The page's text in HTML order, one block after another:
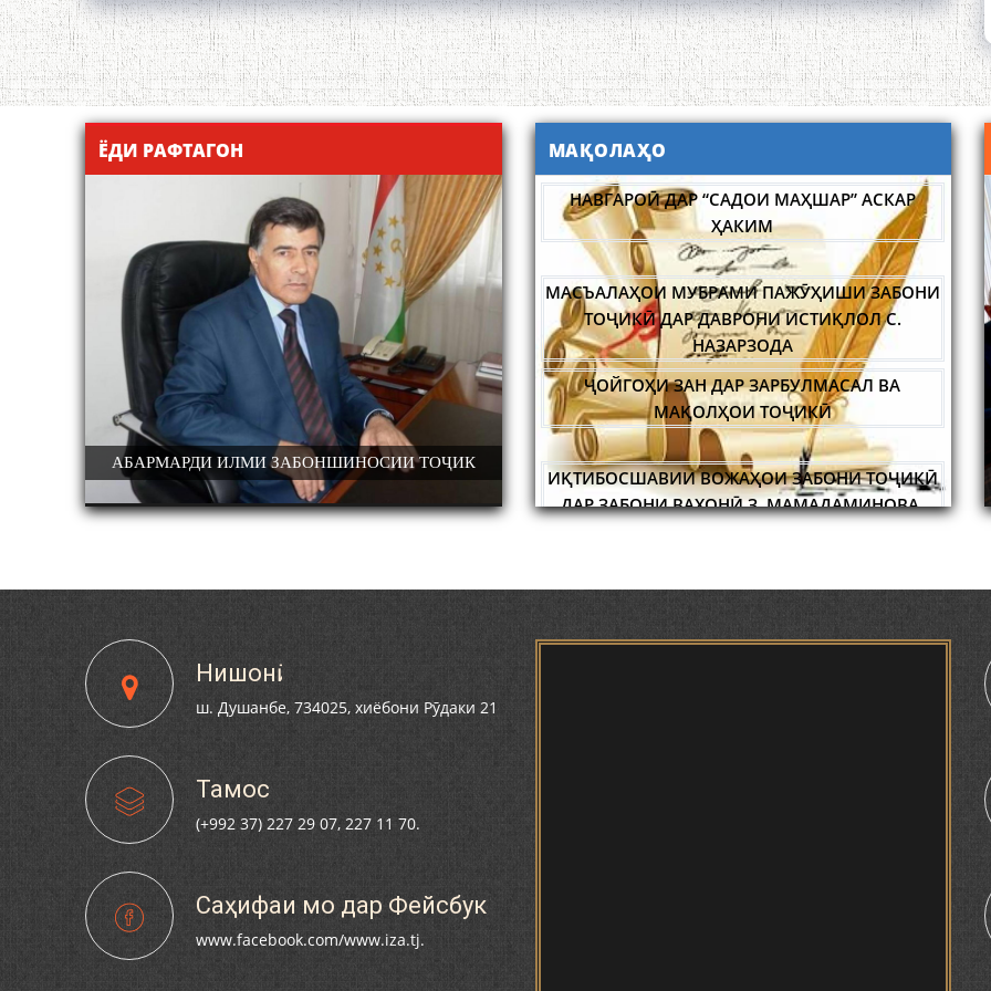
ЁДИ РАФТАГОН
ДОНИШМАНДИ ҲУНАРМАНД ВА ҲУНАРМАНДИ
ДОНИШМАНД
САРНАВИШТИ ЯК ХАЛҚ САДРИДДИН АЙНӢ
УСТОД
МАҚОЛАҲО
НАВГАРОӢ ДАР “САДОИ МАҲШАР” АСКАР
МАСЪАЛАҲОИ МУБРАМИ ПАЖӮҲИШИ ЗАБОНИ
ТОҶИКӢ ДАР ДАВРОНИ ИСТИҚЛОЛ С.
НАЗАРЗОДА
ҶОЙГОҲИ ЗАН ДАР ЗАРБУЛМАСАЛ ВА
МАҚОЛҲОИ ТОҶИКӢ
ИҚТИБОСШАВИИ ВОЖАҲОИ ЗАБОНИ ТОҶИКӢ
ДАР ЗАБОНИ ВАХОНӢ З. МАМАДАМИНОВА.
ТАҲҚИҚ ВА РАМЗКУШОИИ БАРХЕ АЗ ВОЖАҲОИ
ҶУҒРОФИИ ВАРЗОБ (ДАР АСОСИ МАВОДИ
ЭЪТИРОФ
РӮДАКИИ
СОЛАГИИ
РӮДАКӢ
КОНФЕРЕНСИЯИ ИЛМИЮ АМАЛӢ БАХШИДА БА
100-СОЛАГИИ ШОИРИ ХАЛҚИИ ТОҶИКИСТОН
АМИНҶОН ШУКУҲӢ
НИШАСТИ НАВБАТИИ МАҲФИЛИ ИЛМӢ -
НАЗАРИИ "СУХАНСАНҶӢ" БАРГУЗОР ГАРДИД.
Нишонӣ
ш. Душанбе, 734025, хиёбони Рӯдаки 21
Тамос
(+992 37) 227 29 07, 227 11 70.
Саҳифаи мо дар Фейсбук
www.facebook.com/www.iza.tj.